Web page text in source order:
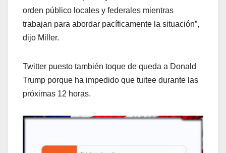
orden público locales y federales mientras
trabajan para abordar pacíficamente la situación”,
dijo Miller.
Twitter puesto también toque de queda a Donald
Trump porque ha impedido que tuitee durante las
próximas 12 horas.